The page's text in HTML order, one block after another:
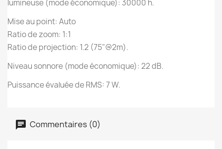
lumineuse (mode économique): 30000 h.
Mise au point: Auto
Ratio de zoom: 1:1
Ratio de projection: 1.2 (75"@2m).
Niveau sonnore (mode économique): 22 dB.
Puissance évaluée de RMS: 7 W.
Commentaires (0)